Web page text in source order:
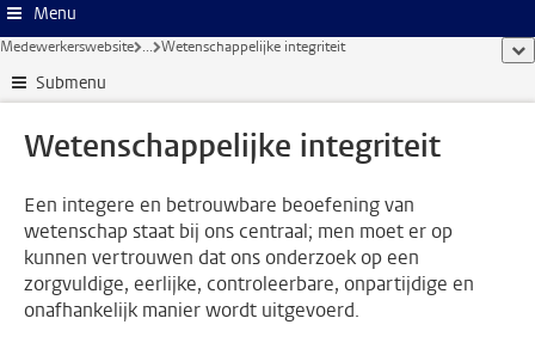
Menu
Medewerkerswebsite ... Wetenschappelijke integriteit
Submenu
Wetenschappelijke integriteit
Een integere en betrouwbare beoefening van
wetenschap staat bij ons centraal; men moet er op
kunnen vertrouwen dat ons onderzoek op een
zorgvuldige, eerlijke, controleerbare, onpartijdige en
onafhankelijk manier wordt uitgevoerd.